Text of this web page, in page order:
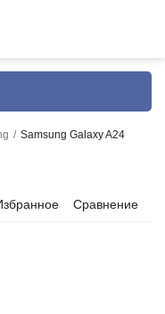
/ Samsung Galaxy A24
Сравнение